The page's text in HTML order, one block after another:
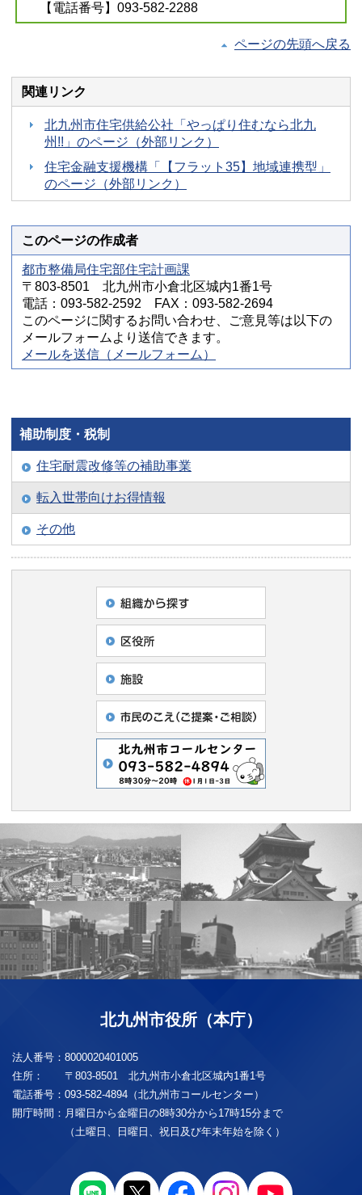
【電話番号】093-582-2288
ページの先頭へ戻る
関連リンク
北九州市住宅供給公社「やっぱり住むなら北九
州!!」のページ（外部リンク）
住宅金融支援機構「【フラット35】地域連携型」
のページ（外部リンク）
このページの作成者
都市整備局住宅部住宅計画課
〒803-8501 北九州市小倉北区城内1番1号
電話：093-582-2592 FAX：093-582-2694
このページに関するお問い合わせ、ご意見等は以下の
メールフォームより送信できます。
メールを送信（メールフォーム）
補助制度・税制
住宅耐震改修等の補助事業
転入世帯向けお得情報
その他
北九州市役所（本庁）
法人番号： 8000020401005
住所：
〒803-8501 北九州市小倉北区城内1番1号
電話番号： 093-582-4894（北九州市コールセンター）
開庁時間： 月曜日から金曜日の8時30分から17時15分まで
（土曜日、日曜日、祝日及び年末年始を除く）